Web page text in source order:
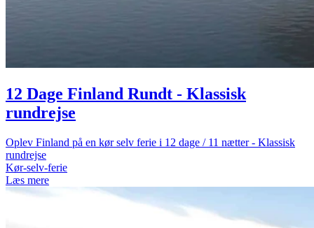
12 Dage Finland Rundt - Klassisk
rundrejse
Oplev Finland på en kør selv ferie i 12 dage / 11 nætter - Klassisk
rundrejse
Kør-selv-ferie
Læs mere